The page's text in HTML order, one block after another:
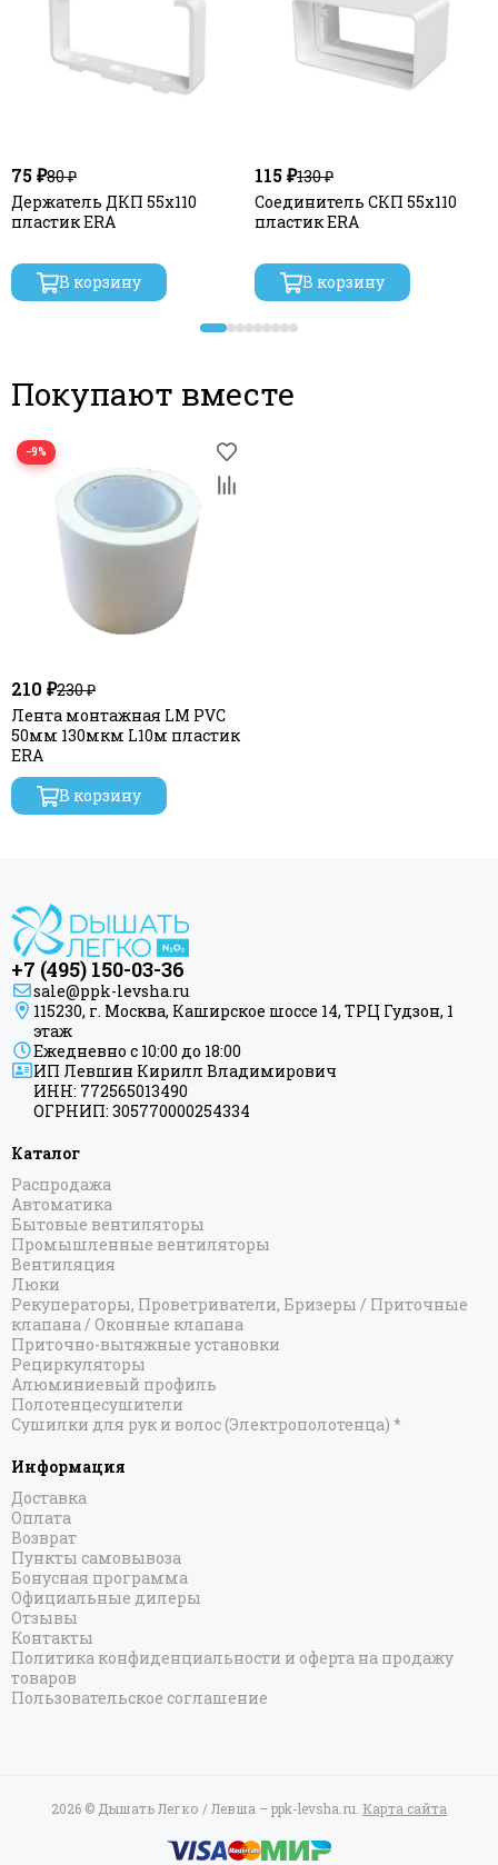
75 ₽80 ₽
Держатель ДКП 55х110
пластик ERA
В корзину
115 ₽130 ₽
Соединитель СКП 55х110
пластик ERA
В корзину
Покупают вместе
−9%
210 ₽230 ₽
Лента монтажная LM PVC
50мм 130мкм L10м пластик
ERA
В корзину
+7 (495) 150-03-36
sale@ppk-levsha.ru
115230, г. Москва, Каширское шоссе 14, ТРЦ Гудзон, 1
этаж
Ежедневно с 10:00 до 18:00
ИП Левшин Кирилл Владимирович
ИНН: 772565013490
ОГРНИП: 305770000254334
Каталог
Распродажа
Автоматика
Бытовые вентиляторы
Промышленные вентиляторы
Вентиляция
Люки
Рекуператоры, Проветриватели, Бризеры / Приточные
клапана / Оконные клапана
Приточно-вытяжные установки
Рециркуляторы
Алюминиевый профиль
Полотенцесушители
Сушилки для рук и волос (Электрополотенца) *
Информация
Доставка
Оплата
Возврат
Пункты самовывоза
Бонусная программа
Официальные дилеры
Отзывы
Контакты
Политика конфиденциальности и оферта на продажу
товаров
Пользовательское соглашение
2026 © Дышать Легко / Левша – ppk-levsha.ru. Карта сайта